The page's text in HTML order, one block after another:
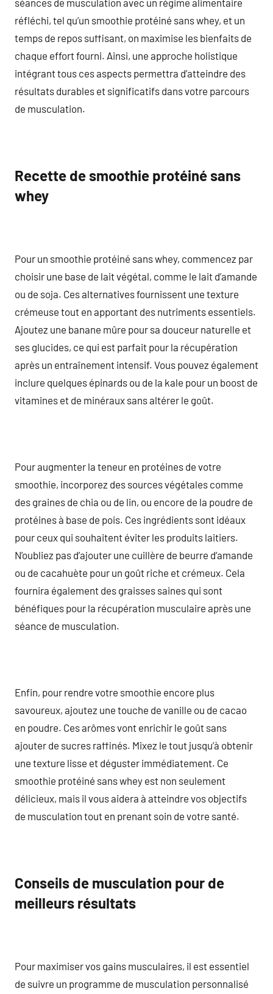
réfléchi, tel qu’un smoothie protéiné sans whey, et un
temps de repos suffisant, on maximise les bienfaits de
chaque effort fourni. Ainsi, une approche holistique
intégrant tous ces aspects permettra d’atteindre des
résultats durables et significatifs dans votre parcours
de musculation.
Recette de smoothie protéiné sans
whey
Pour un smoothie protéiné sans whey, commencez par
choisir une base de lait végétal, comme le lait d’amande
ou de soja. Ces alternatives fournissent une texture
crémeuse tout en apportant des nutriments essentiels.
Ajoutez une banane mûre pour sa douceur naturelle et
ses glucides, ce qui est parfait pour la récupération
après un entraînement intensif. Vous pouvez également
inclure quelques épinards ou de la kale pour un boost de
vitamines et de minéraux sans altérer le goût.
Pour augmenter la teneur en protéines de votre
smoothie, incorporez des sources végétales comme
des graines de chia ou de lin, ou encore de la poudre de
protéines à base de pois. Ces ingrédients sont idéaux
pour ceux qui souhaitent éviter les produits laitiers.
N’oubliez pas d’ajouter une cuillère de beurre d’amande
ou de cacahuète pour un goût riche et crémeux. Cela
fournira également des graisses saines qui sont
bénéfiques pour la récupération musculaire après une
séance de musculation.
Enfin, pour rendre votre smoothie encore plus
savoureux, ajoutez une touche de vanille ou de cacao
en poudre. Ces arômes vont enrichir le goût sans
ajouter de sucres raffinés. Mixez le tout jusqu’à obtenir
une texture lisse et déguster immédiatement. Ce
smoothie protéiné sans whey est non seulement
délicieux, mais il vous aidera à atteindre vos objectifs
de musculation tout en prenant soin de votre santé.
Conseils de musculation pour de
meilleurs résultats
Pour maximiser vos gains musculaires, il est essentiel
de suivre un programme de musculation personnalisé